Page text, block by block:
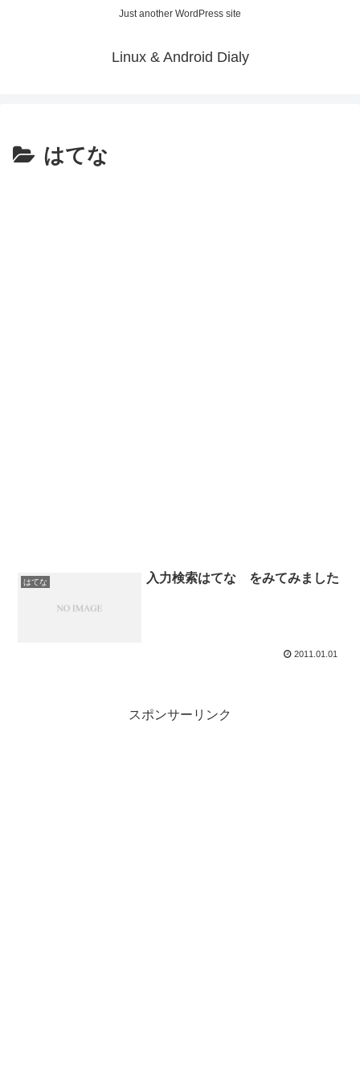
Just another WordPress site
Linux & Android Dialy
はてな
はてな 入力検索はてな をみてみました
2011.01.01
スポンサーリンク